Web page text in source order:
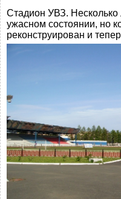
Стадион УВЗ. Несколько
ужасном состоянии, но
реконструирован и